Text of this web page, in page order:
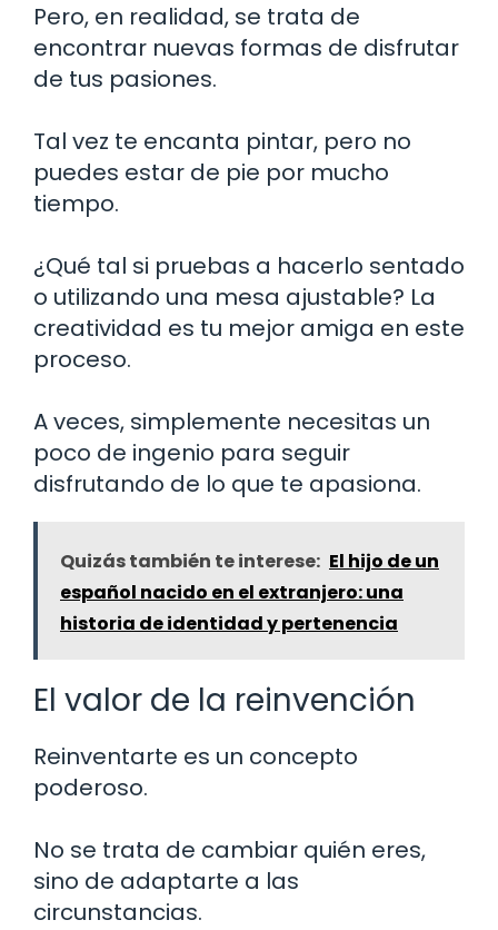
Pero, en realidad, se trata de
encontrar nuevas formas de disfrutar
de tus pasiones.
Tal vez te encanta pintar, pero no
puedes estar de pie por mucho
tiempo.
¿Qué tal si pruebas a hacerlo sentado
o utilizando una mesa ajustable? La
creatividad es tu mejor amiga en este
proceso.
A veces, simplemente necesitas un
poco de ingenio para seguir
disfrutando de lo que te apasiona.
Quizás también te interese: El hijo de un
español nacido en el extranjero: una
historia de identidad y pertenencia
El valor de la reinvención
Reinventarte es un concepto
poderoso.
No se trata de cambiar quién eres,
sino de adaptarte a las
circunstancias.